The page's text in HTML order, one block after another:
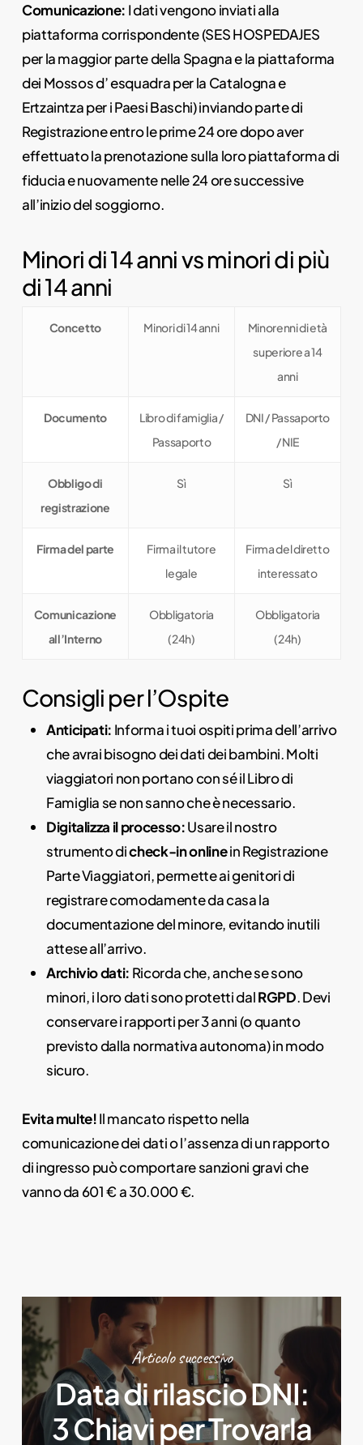
Comunicazione: I dati vengono inviati alla
piattaforma corrispondente (SES HOSPEDAJES
per la maggior parte della Spagna e la piattaforma
dei Mossos d’ esquadra per la Catalogna e
Ertzaintza per i Paesi Baschi) inviando parte di
Registrazione entro le prime 24 ore dopo aver
effettuato la prenotazione sulla loro piattaforma di
fiducia e nuovamente nelle 24 ore successive
all’inizio del soggiorno.
Minori di 14 anni vs minori di più
di 14 anni
Concetto Minori di 14 anni
Minorenni di età
superiore a 14
anni
Documento
Libro di famiglia /
Passaporto
DNI / Passaporto
/ NIE
Obbligo di
registrazione
Sì Sì
Firma del parte
Firma il tutore
legale
Firma del diretto
interessato
Comunicazione
all’Interno
Obbligatoria
(24h)
Obbligatoria
(24h)
Consigli per l’Ospite
Anticipati: Informa i tuoi ospiti prima dell’arrivo
che avrai bisogno dei dati dei bambini. Molti
viaggiatori non portano con sé il Libro di
Famiglia se non sanno che è necessario.
Digitalizza il processo:Usare il nostro
strumento dicheck-in onlinein Registrazione
Parte Viaggiatori, permette ai genitori di
registrare comodamente da casa la
documentazione del minore, evitando inutili
attese all’arrivo.
Archivio dati: Ricorda che, anche se sono
minori, i loro dati sono protetti dalRGPD. Devi
conservare i rapporti per 3 anni (o quanto
previsto dalla normativa autonoma) in modo
sicuro.
Evita multe!Il mancato rispetto nella
comunicazione dei dati o l’assenza di un rapporto
di ingresso può comportare sanzioni gravi che
vanno da 601 € a 30.000 €.
Articolo successivo
Data di rilascio DNI:
3 Chiavi per Trovarla